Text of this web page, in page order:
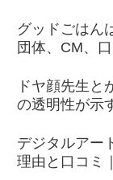
グッドごはん
団体、CM、口
ドヤ顔先生と
の透明性が示
デジタルアー
理由と口コミ